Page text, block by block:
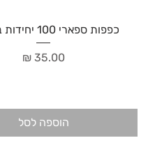
כפפות ספארי 100 יחידות בחבילה
מחיר‏35.00 ‏₪
הוספה לסל